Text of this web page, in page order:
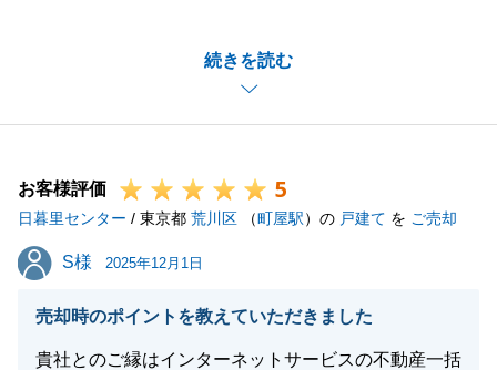
続きを読む
思いますが、ご売却をお決めになられるタイミングに
は、慣れない不動産売却のなか、ご不安もあったかと
思います。
いらっしゃいましたが、ご決断の後押しができ私も嬉
しく思います。
今後も税金の手続きなど、慣れないこともあるかとも
いますが、いつでもお気軽にご相談くださいませ。
この度は誠にありがとうございました。
お客様評価 5
日暮里センター / 東京都 荒川区 （町屋駅）の 戸建て を ご売却
S様
S様 2025年12月1日
売却時のポイントを教えていただきました
貴社とのご縁はインターネットサービスの不動産一括